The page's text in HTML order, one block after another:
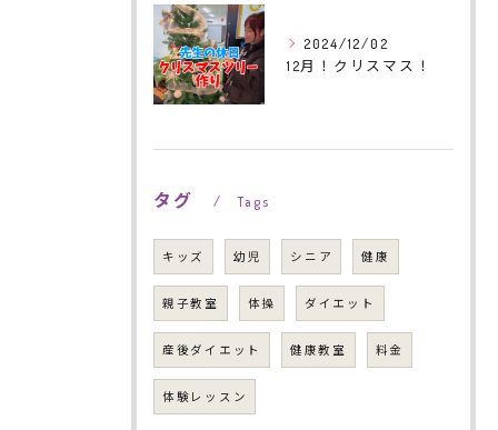
2024/12/02
12月！クリスマス！
タグ Tags
キッズ 幼児 シニア 健康
親子教室 体操 ダイエット
産後ダイエット 健康教室 料金
体験レッスン